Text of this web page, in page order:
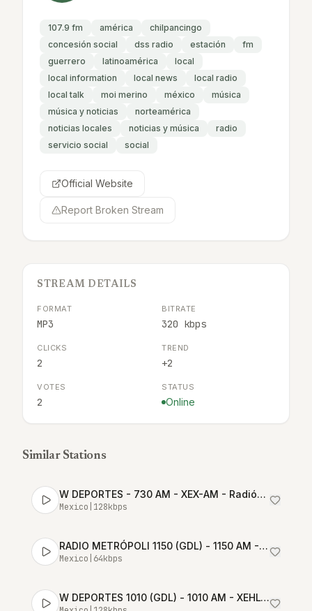
107.9 fm américa
chilpancingo
concesión social
dss radio estación
fm
guerrero
latinoamérica
local
local information
local news
local radio
local talk
moi merino méxico
música
música y noticias
norteamérica
noticias locales
noticias y música
radio
servicio social
social
Official Website
Report Broken Stream
STREAM DETAILS
FORMAT
MP3
BITRATE
320 kbps
CLICKS
2
TREND
+2
VOTES
2
STATUS
Online
Similar Stations
W DEPORTES - 730 AM - XEX-AM - Radiópolis - Ciudad de México
Mexico 128kbps
RADIO METRÓPOLI 1150 (GDL) - 1150 AM - XEAD-AM - Grupo Unidifusión - Guadalajara, Jalisco
Mexico 64kbps
W DEPORTES 1010 (GDL) - 1010 AM - XEHL-AM - Grupo Radio Cañón - Guadalajara, Jalisco